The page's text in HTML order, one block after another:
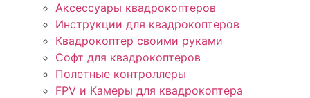
Аксессуары квадрокоптеров
Инструкции для квадрокоптеров
Квадрокоптер своими руками
Софт для квадрокоптеров
Полетные контроллеры
FPV и Камеры для квадрокоптера